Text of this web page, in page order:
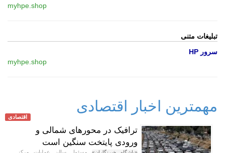
myhpe.shop
تبلیغات متنی
سرور HP
myhpe.shop
مهمترین اخبار اقتصادی
اقتصادی
ترافیک در محورهای شمالی و
ورودی پایتخت سنگین است